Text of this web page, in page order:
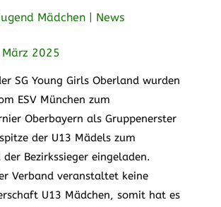
Mädchen| News
2025
SG Young Girls Oberland wurden
ESV München zum
Oberbayern als Gruppenerster
der U13 Mädels zum
der Bezirkssieger eingeladen.
Verband veranstaltet keine
U13 Mädchen, somit hat es